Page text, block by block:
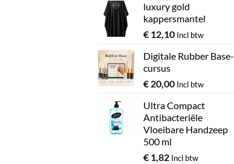
luxury gold
kappersmantel
€ 12,10 Incl btw
Digitale Rubber Base-
cursus
€ 20,00 Incl btw
Ultra Compact
Antibacteriële
Vloeibare Handzeep
500 ml
€ 1,82 Incl btw